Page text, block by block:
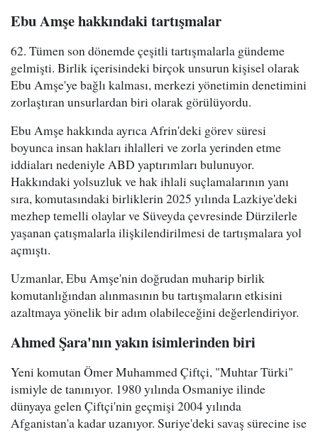
Ebu Amşe hakkındaki tartışmalar
62. Tümen son dönemde çeşitli tartışmalarla gündeme
gelmişti. Birlik içerisindeki birçok unsurun kişisel olarak
Ebu Amşe'ye bağlı kalması, merkezi yönetimin denetimini
zorlaştıran unsurlardan biri olarak görülüyordu.
Ebu Amşe hakkında ayrıca Afrin'deki görev süresi
boyunca insan hakları ihlalleri ve zorla yerinden etme
iddiaları nedeniyle ABD yaptırımları bulunuyor.
Hakkındaki yolsuzluk ve hak ihlali suçlamalarının yanı
sıra, komutasındaki birliklerin 2025 yılında Lazkiye'deki
mezhep temelli olaylar ve Süveyda çevresinde Dürzilerle
yaşanan çatışmalarla ilişkilendirilmesi de tartışmalara yol
açmıştı.
Uzmanlar, Ebu Amşe'nin doğrudan muharip birlik
komutanlığından alınmasının bu tartışmaların etkisini
azaltmaya yönelik bir adım olabileceğini değerlendiriyor.
Ahmed Şara'nın yakın isimlerinden biri
Yeni komutan Ömer Muhammed Çiftçi, "Muhtar Türki"
ismiyle de tanınıyor. 1980 yılında Osmaniye ilinde
dünyaya gelen Çiftçi'nin geçmişi 2004 yılında
Afganistan'a kadar uzanıyor. Suriye'deki savaş sürecine ise